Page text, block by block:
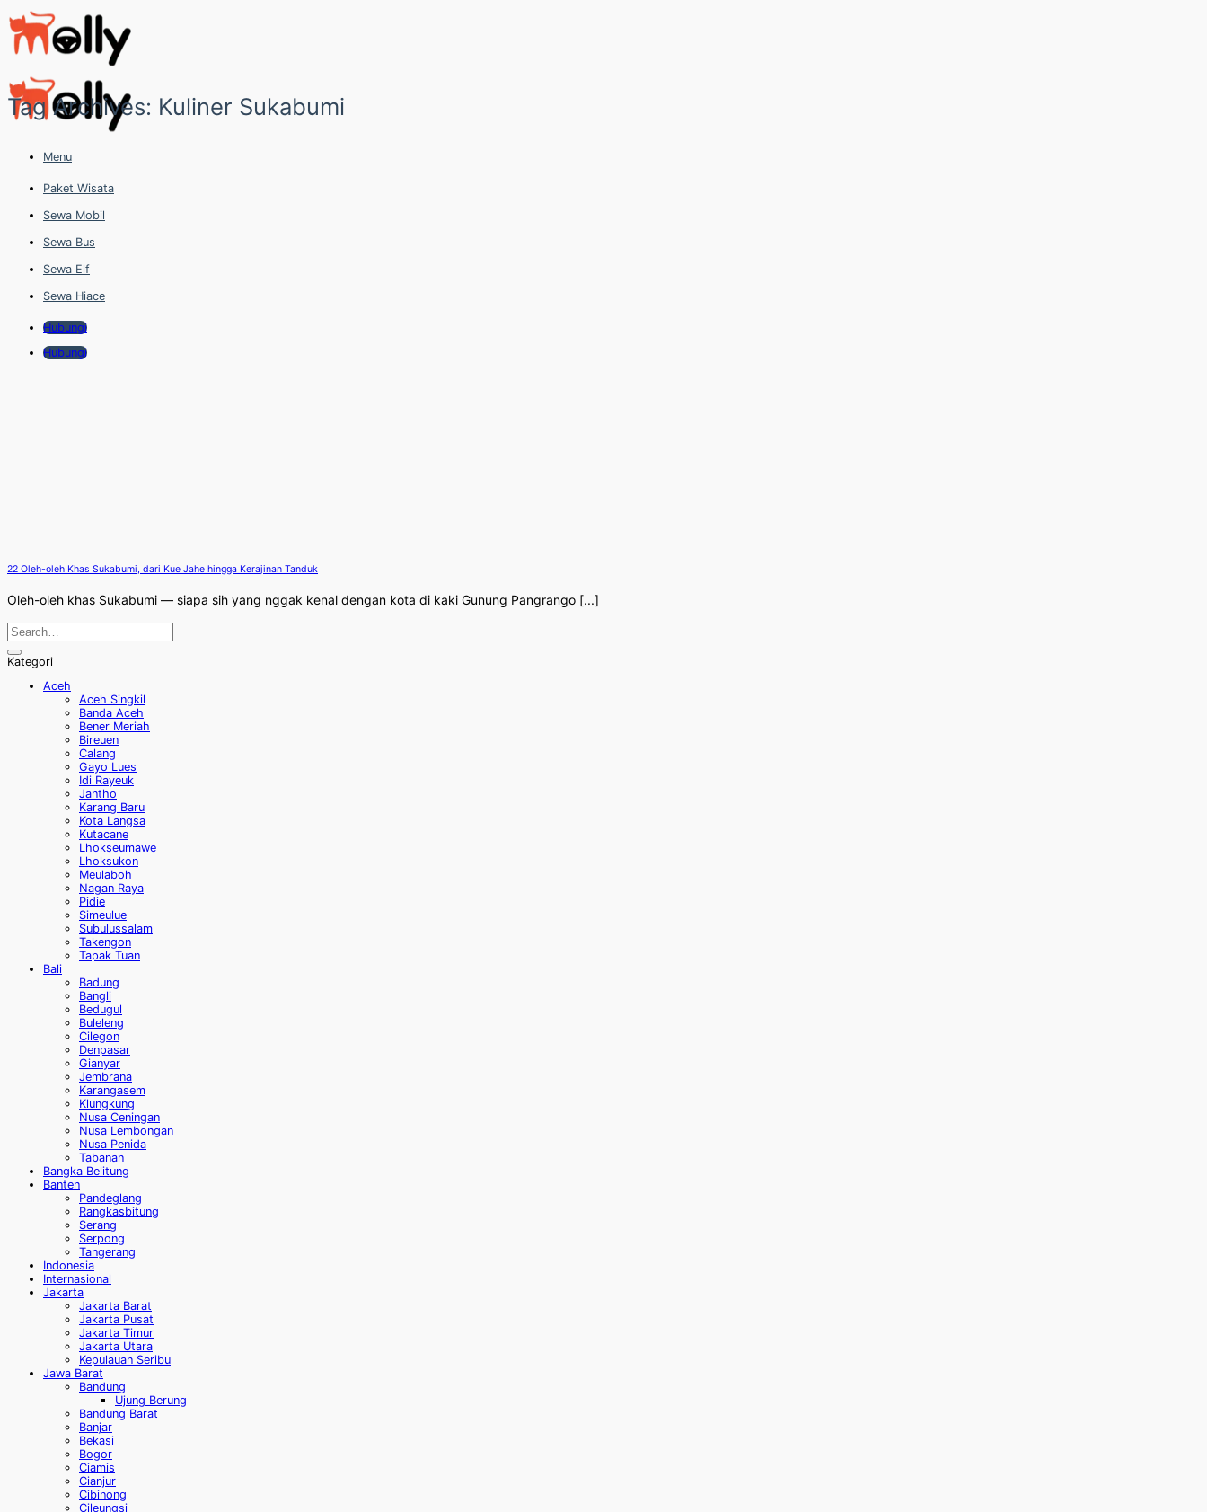
Skip
to
content
Menu
Paket Wisata
Sewa Mobil
Sewa Bus
Sewa Elf
Sewa Hiace
Hubungi
Hubungi
Tag Archives: Kuliner Sukabumi
22 Oleh-oleh Khas Sukabumi, dari Kue Jahe hingga Kerajinan Tanduk
Oleh-oleh khas Sukabumi — siapa sih yang nggak kenal dengan kota di kaki Gunung Pangrango [...]
Kategori
Aceh
Aceh Singkil
Banda Aceh
Bener Meriah
Bireuen
Calang
Gayo Lues
Idi Rayeuk
Jantho
Karang Baru
Kota Langsa
Kutacane
Lhokseumawe
Lhoksukon
Meulaboh
Nagan Raya
Pidie
Simeulue
Subulussalam
Takengon
Tapak Tuan
Bali
Badung
Bangli
Bedugul
Buleleng
Cilegon
Denpasar
Gianyar
Jembrana
Karangasem
Klungkung
Nusa Ceningan
Nusa Lembongan
Nusa Penida
Tabanan
Bangka Belitung
Banten
Pandeglang
Rangkasbitung
Serang
Serpong
Tangerang
Indonesia
Internasional
Jakarta
Jakarta Barat
Jakarta Pusat
Jakarta Timur
Jakarta Utara
Kepulauan Seribu
Jawa Barat
Bandung
Ujung Berung
Bandung Barat
Banjar
Bekasi
Bogor
Ciamis
Cianjur
Cibinong
Cileungsi